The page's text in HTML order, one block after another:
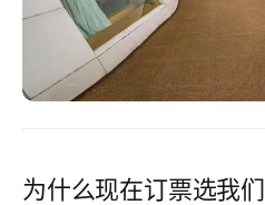
为什么现在订票选我们